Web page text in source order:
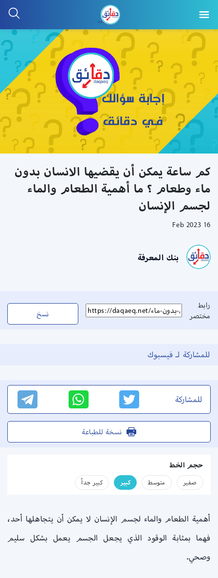
كم ساعة يمكن أن يقضيها الانسان بدون
ماء وطعام ؟ ما أهمية الطعام والماء
لجسم الإنسان
16 Feb 2023
بنك المعرفة
رابط
مختصر
نسخ
للمشاركة لـ فيسبوك
للمشاركة
نسخة للطباعة
حجم الخط
صفير متوسط كبير كبير جداً
أهمية الطعام والماء لجسم الإنسان لا يمكن أن يتجاهلها أحد،
فهما بمثابة الوقود الذي يجعل الجسم يعمل بشكل سليم
وصحي.